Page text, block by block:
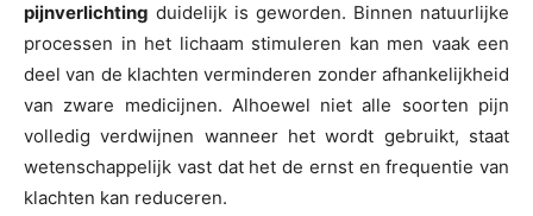
pijnverlichting duidelijk is geworden. Binnen natuurlijke
processen in het lichaam stimuleren kan men vaak een
deel van de klachten verminderen zonder afhankelijkheid
van zware medicijnen. Alhoewel niet alle soorten pijn
volledig verdwijnen wanneer het wordt gebruikt, staat
wetenschappelijk vast dat het de ernst en frequentie van
klachten kan reduceren.